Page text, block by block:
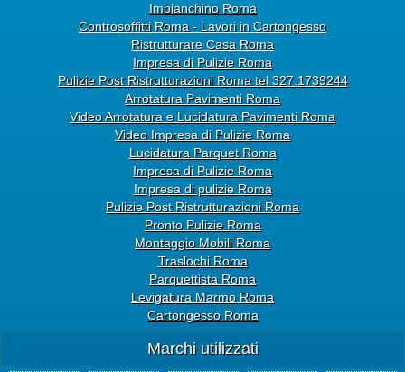
Imbianchino Roma
Controsoffitti Roma - Lavori in Cartongesso
Ristrutturare Casa Roma
Impresa di Pulizie Roma
Pulizie Post Ristrutturazioni Roma tel 327.1739244
Arrotatura Pavimenti Roma
Video Arrotatura e Lucidatura Pavimenti Roma
Video Impresa di Pulizie Roma
Lucidatura Parquet Roma
Impresa di Pulizie Roma
Impresa di pulizie Roma
Pulizie Post Ristrutturazioni Roma
Pronto Pulizie Roma
Montaggio Mobili Roma
Traslochi Roma
Parquettista Roma
Levigatura Marmo Roma
Cartongesso Roma
Marchi utilizzati